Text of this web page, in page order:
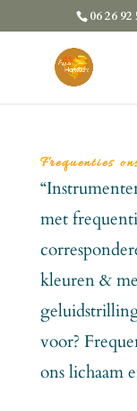
06 26 92
Frequenties
met
kleuren &
voor?
ons lichaam